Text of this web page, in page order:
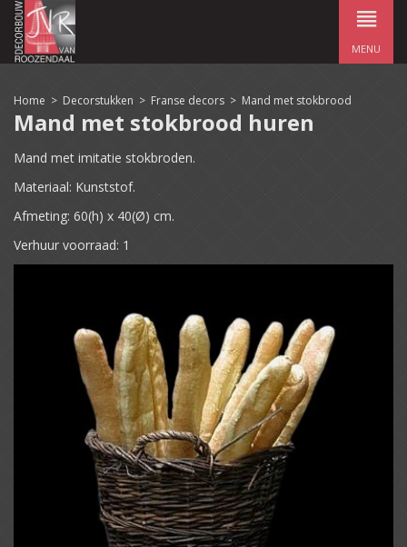
MENU
Home > Decorstukken > Franse decors > Mand met stokbrood
Mand met stokbrood huren
Mand met imitatie stokbroden.
Materiaal: Kunststof.
Afmeting: 60(h) x 40(Ø) cm.
Verhuur voorraad: 1